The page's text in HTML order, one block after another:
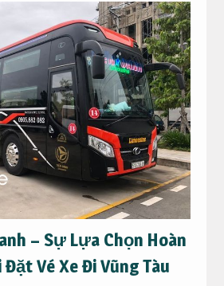
– Sự Lựa Chọn Hoàn
Đặt Vé Xe Đi Vũng Tàu